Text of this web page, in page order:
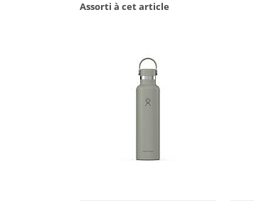
Assorti à cet article